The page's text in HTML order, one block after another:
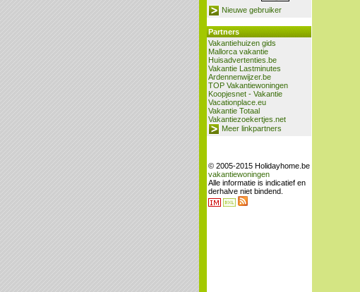
Nieuwe gebruiker
Partners
Vakantiehuizen gids
Mallorca vakantie
Huisadvertenties.be
Vakantie Lastminutes
Ardennenwijzer.be
TOP Vakantiewoningen
Koopjesnet - Vakantie
Vacationplace.eu
Vakantie Totaal
Vakantiezoekertjes.net
Meer linkpartners
© 2005-2015 Holidayhome.be
vakantiewoningen
Alle informatie is indicatief en
derhalve niet bindend.